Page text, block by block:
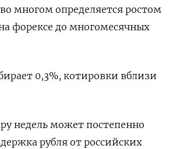
многом определяется ростом
форексе до многомесячных
0,3%, котировки вблизи
недель может постепенно
рубля от российских